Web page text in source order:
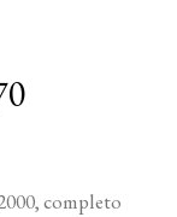
completo